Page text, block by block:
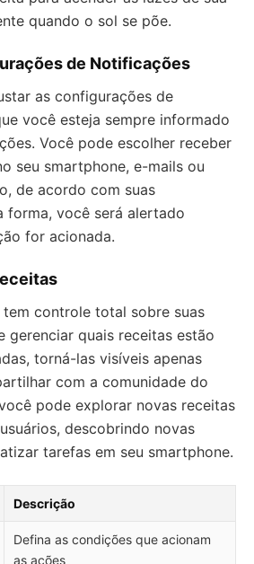
quando o sol se põe.
de Notificações
as configurações de
você esteja sempre informado
Você pode escolher receber
seu smartphone, e-mails ou
de acordo com suas
forma, você será alertado
for acionada.
tem controle total sobre suas
gerenciar quais receitas estão
torná-las visíveis apenas
com a comunidade do
pode explorar novas receitas
descobrindo novas
tarefas em seu smartphone.
Descrição
Defina as condições que acionam
as ações